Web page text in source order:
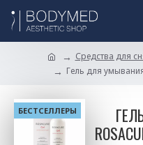
Средства для
Гель для
БЕСТСЕЛЛЕРЫ